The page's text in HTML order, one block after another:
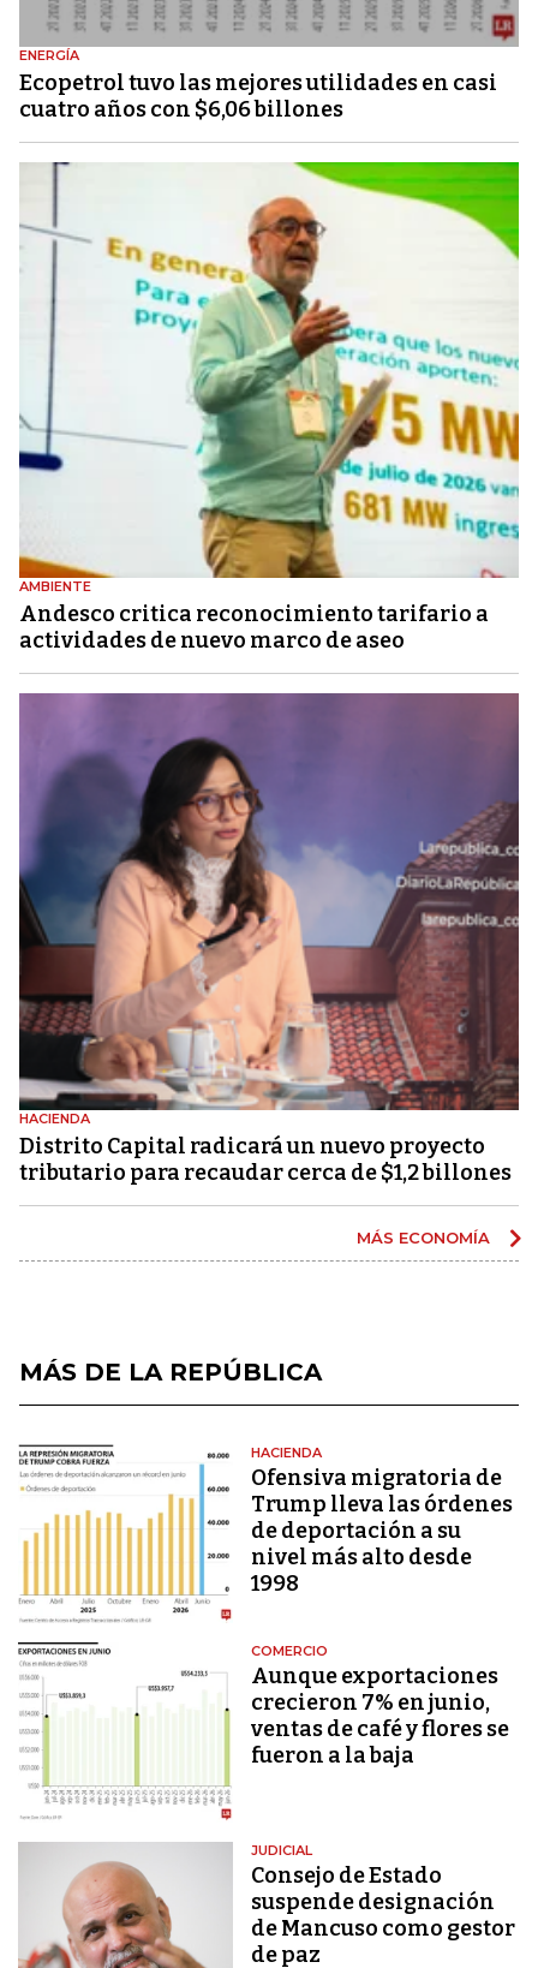
ENERGÍA
Ecopetrol tuvo las mejores utilidades en casi
cuatro años con $6,06 billones
AMBIENTE
Andesco critica reconocimiento tarifario a
actividades de nuevo marco de aseo
HACIENDA
Distrito Capital radicará un nuevo proyecto
tributario para recaudar cerca de $1,2 billones
MÁS ECONOMÍA
MÁS DE LA REPÚBLICA
HACIENDA
Ofensiva migratoria de
Trump lleva las órdenes
de deportación a su
nivel más alto desde
1998
COMERCIO
Aunque exportaciones
crecieron 7% en junio,
ventas de café y flores se
fueron a la baja
JUDICIAL
Consejo de Estado
suspende designación
de Mancuso como gestor
de paz